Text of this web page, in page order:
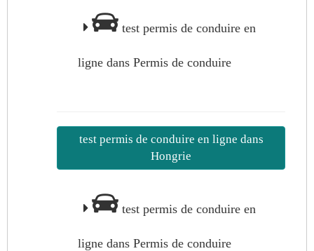
test permis de conduire en
ligne dans Permis de conduire
test permis de conduire en ligne dans
Hongrie
test permis de conduire en
ligne dans Permis de conduire